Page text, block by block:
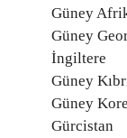
Güney
Güney
İngiltere
Güney
Güney Kore
Gürcistan